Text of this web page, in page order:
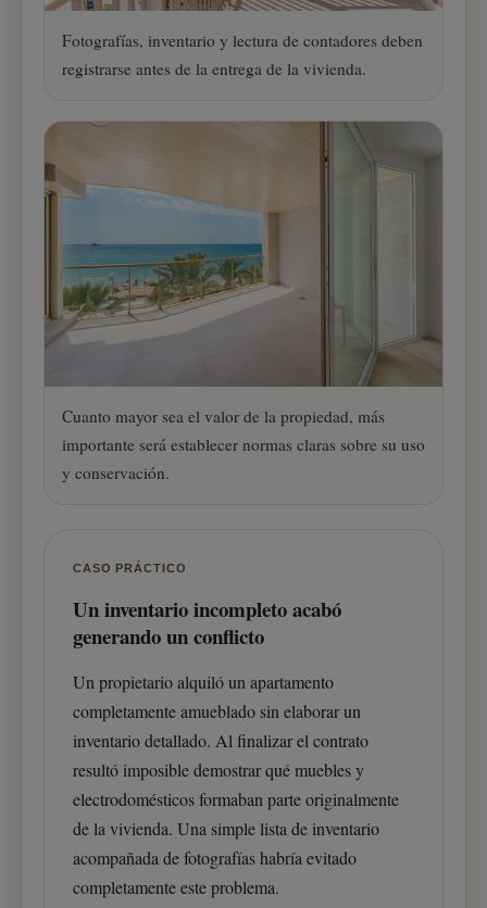
Fotografías, inventario y lectura de contadores deben
registrarse antes de la entrega de la vivienda.
Cuanto mayor sea el valor de la propiedad, más
importante será establecer normas claras sobre su uso
y conservación.
CASO PRÁCTICO
Un inventario incompleto acabó
generando un conflicto
Un propietario alquiló un apartamento
completamente amueblado sin elaborar un
inventario detallado. Al finalizar el contrato
resultó imposible demostrar qué muebles y
electrodomésticos formaban parte originalmente
de la vivienda. Una simple lista de inventario
acompañada de fotografías habría evitado
completamente este problema.